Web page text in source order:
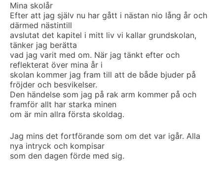
Mina skolår
Efter att jag själv nu har gått i nästan nio lång år och
därmed nästintill
avslutat det kapitel i mitt liv vi kallar grundskolan,
tänker jag berätta
vad jag varit med om. När jag tänkt efter och
reflekterat över mina år i
skolan kommer jag fram till att de både bjuder på
fröjder och besvikelser.
Den händelse som jag på rak arm kommer på och
framför allt har starka minen
om är min allra första skoldag.
Jag mins det fortförande som om det var igår. Alla
nya intryck och kompisar
som den dagen förde med sig.